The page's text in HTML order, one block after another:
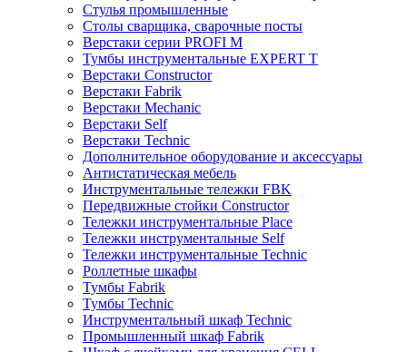
Стулья промышленные
Столы сварщика, сварочные посты
Верстаки серии PROFI M
Тумбы инструментальные EXPERT T
Верстаки Constructor
Верстаки Fabrik
Верстаки Mechanic
Верстаки Self
Верстаки Technic
Дополнительное оборудование и аксессуары
Антистатическая мебель
Инструментальные тележки FBK
Передвижные стойки Constructor
Тележки инструментальные Place
Тележки инструментальные Self
Тележки инструментальные Technic
Роллетные шкафы
Тумбы Fabrik
Тумбы Technic
Инструментальный шкаф Technic
Промышленный шкаф Fabrik